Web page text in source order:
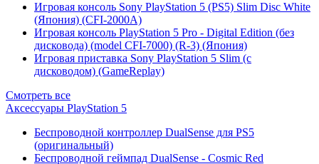
Игровая консоль Sony PlayStation 5 (PS5) Slim Disc White
(Япония) (CFI-2000A)
Игровая консоль PlayStation 5 Pro - Digital Edition (без
дисковода) (model CFI-7000) (R-3) (Япония)
Игровая приставка Sony PlayStation 5 Slim (с
дисководом) (GameReplay)
Смотреть все
Аксессуары PlayStation 5
Беспроводной контроллер DualSense для PS5
(оригинальный)
Беспроводной геймпад DualSense - Cosmic Red